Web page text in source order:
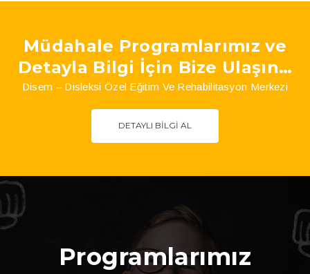
Müdahale Programlarımız ve
Detayla Bilgi İçin Bize Ulaşın…
Disem – Disleksi Özel Eğitim Ve Rehabilitasyon Merkezi
DETAYLI BILGI AL
Programlarımız